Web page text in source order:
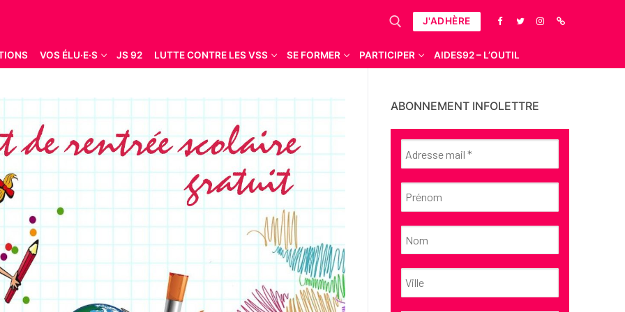
J'ADHÈRE
VOS ÉLU·E·S JS 92 LUTTE CONTRE LES VSS SE FORMER PARTICIPER AIDES92 – L’OUTIL
ABONNEMENT INFOLETTRE